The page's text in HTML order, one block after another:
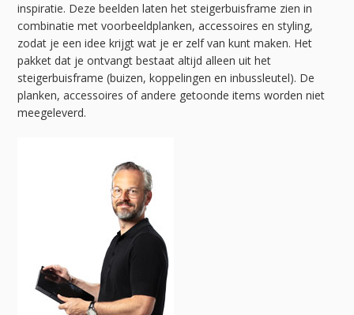
inspiratie. Deze beelden laten het steigerbuisframe zien in
combinatie met voorbeeldplanken, accessoires en styling,
zodat je een idee krijgt wat je er zelf van kunt maken. Het
pakket dat je ontvangt bestaat altijd alleen uit het
steigerbuisframe (buizen, koppelingen en inbussleutel). De
planken, accessoires of andere getoonde items worden niet
meegeleverd.